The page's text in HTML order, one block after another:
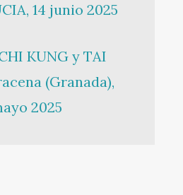
14 junio 2025
KUNG y TAI
(Granada),
2025